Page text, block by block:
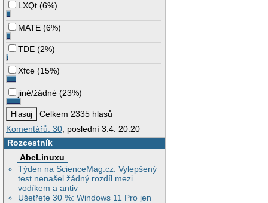
LXQt (6%)
MATE (6%)
TDE (2%)
Xfce (15%)
jiné/žádné (23%)
Celkem 2335 hlasů
Komentářů: 30, poslední 3.4. 20:20
Rozcestník
AbcLinuxu
Týden na ScienceMag.cz: Vylepšený
test nenašel žádný rozdíl mezi
vodíkem a antiv
Ušetřete 30 %: Windows 11 Pro jen